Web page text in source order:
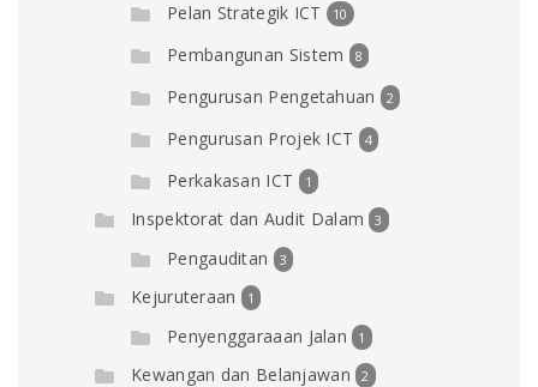
Pelan Strategik ICT 10
Pembangunan Sistem 8
Pengurusan Pengetahuan 2
Pengurusan Projek ICT 4
Perkakasan ICT 1
Inspektorat dan Audit Dalam 3
Pengauditan 3
Kejuruteraan 1
Penyenggaraaan Jalan 1
Kewangan dan Belanjawan 2